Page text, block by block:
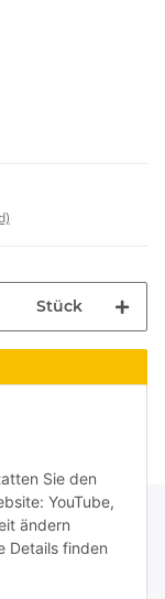
Stück
Sie den
YouTube,
ändern
Details finden